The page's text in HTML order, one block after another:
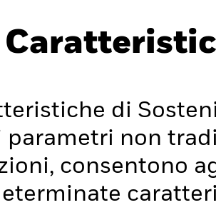
di
parametri non
consentono